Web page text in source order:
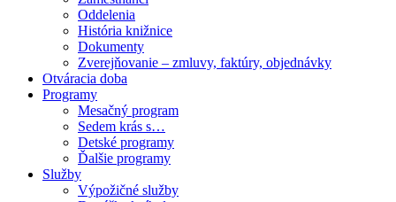
Oddelenia
História knižnice
Dokumenty
Zverejňovanie – zmluvy, faktúry, objednávky
Otváracia doba
Programy
Mesačný program
Sedem krás s…
Detské programy
Ďalšie programy
Služby
Výpožičné služby